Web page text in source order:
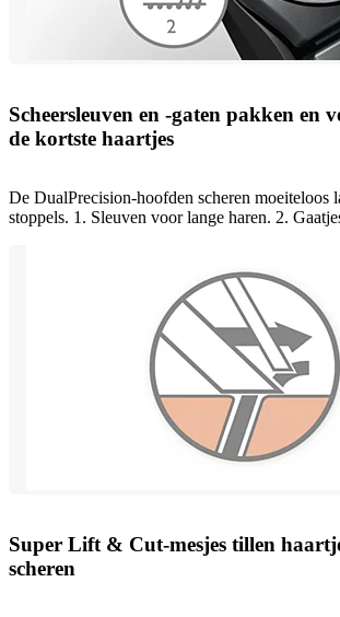
Scheersleuven en -gaten pakken en
de kortste haartjes
De DualPrecision-hoofden scheren moeiteloos
stoppels. 1. Sleuven voor lange haren. 2.
Super Lift & Cut-mesjes tillen
scheren